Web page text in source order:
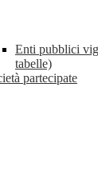
Enti pubblici
tabelle)
partecipate